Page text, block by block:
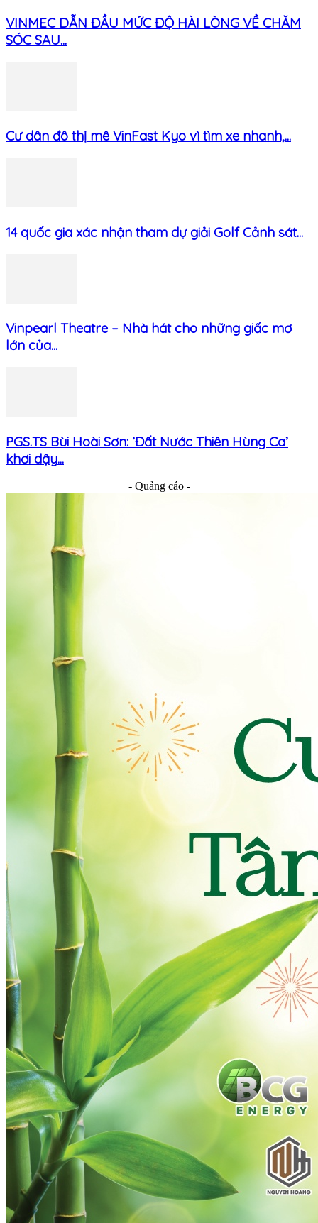
VINMEC DẪN ĐẦU MỨC ĐỘ HÀI LÒNG VỀ CHĂM
SÓC SAU...
Cư dân đô thị mê VinFast Kyo vì tìm xe nhanh,...
14 quốc gia xác nhận tham dự giải Golf Cảnh sát...
Vinpearl Theatre – Nhà hát cho những giấc mơ
lớn của...
PGS.TS Bùi Hoài Sơn: ‘Đất Nước Thiên Hùng Ca’
khơi dậy...
- Quảng cáo -